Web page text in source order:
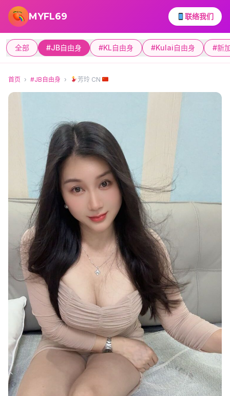
跳转到主要内容
MYFL69 联络我们
全部 #JB自由身 #KL自由身 #Kulai自由身 #新
首页 › #JB自由身 › 芳玲 CN